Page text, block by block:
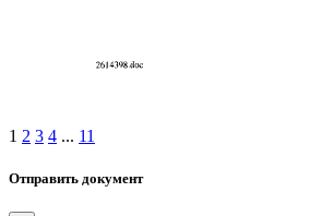
1 2 3 4 ... 11
Отправить документ